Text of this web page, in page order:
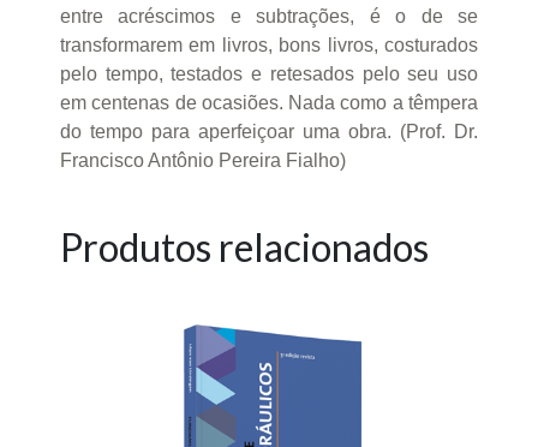
entre acréscimos e subtrações, é o de se
transformarem em livros, bons livros, costurados
pelo tempo, testados e retesados pelo seu uso
em centenas de ocasiões. Nada como a têmpera
do tempo para aperfeiçoar uma obra. (Prof. Dr.
Francisco Antônio Pereira Fialho)
Produtos relacionados